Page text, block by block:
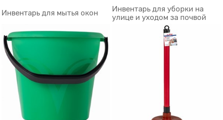
Инвентарь для мытья окон
Инвентарь для уборки на
улице и уходом за почвой